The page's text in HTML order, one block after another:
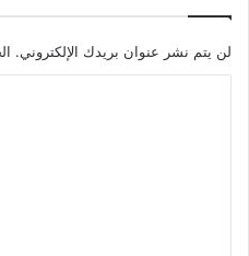
لن يتم نشر عنوان بريدك الإلكتروني.